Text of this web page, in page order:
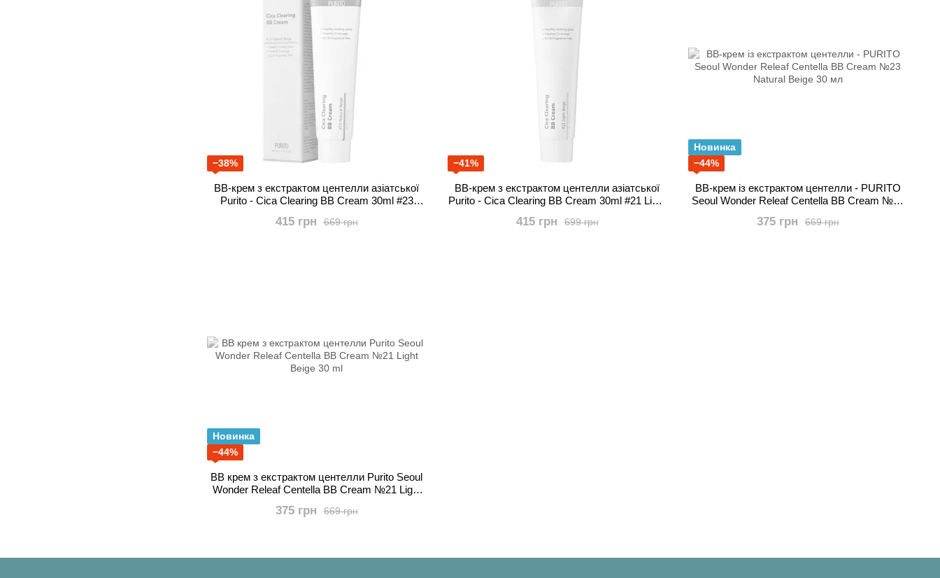
−38%
BB-крем з екстрактом центелли азіатської
Purito - Cica Clearing BB Cream 30ml #23
669 грн
415 грн
−41%
BB-крем з екстрактом центелли азіатської
Purito - Cica Clearing BB Cream 30ml #21 Light
699 грн
415 грн
Новинка
−44%
ВВ-крем із екстрактом центелли - PURITO
Seoul Wonder Releaf Centella BB Cream №23
669 грн
375 грн
Новинка
−44%
ВВ крем з екстрактом центелли Purito Seoul
Wonder Releaf Centella BB Cream №21 Light
669 грн
375 грн